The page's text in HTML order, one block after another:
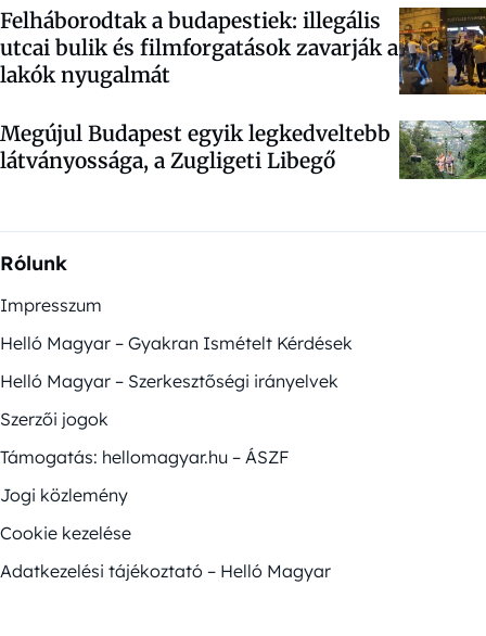
Felháborodtak a budapestiek: illegális
utcai bulik és filmforgatások zavarják a
lakók nyugalmát
Megújul Budapest egyik legkedveltebb
látványossága, a Zugligeti Libegő
Rólunk
Impresszum
Helló Magyar – Gyakran Ismételt Kérdések
Helló Magyar – Szerkesztőségi irányelvek
Szerzői jogok
Támogatás: hellomagyar.hu – ÁSZF
Jogi közlemény
Cookie kezelése
Adatkezelési tájékoztató – Helló Magyar